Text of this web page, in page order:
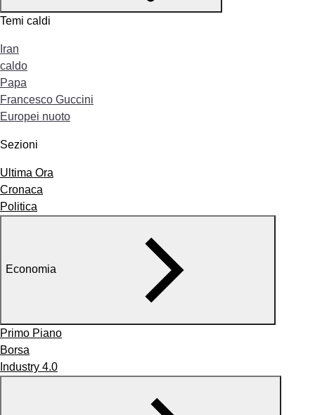
Temi caldi
Iran
caldo
Papa
Francesco Guccini
Europei nuoto
Sezioni
Ultima Ora
Cronaca
Politica
Economia
Primo Piano
Borsa
Industry 4.0